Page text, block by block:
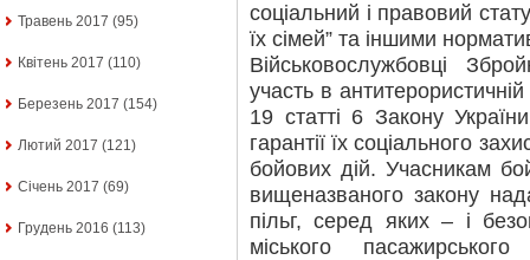
Травень 2017 (95)
Квітень 2017 (110)
Березень 2017 (154)
Лютий 2017 (121)
Січень 2017 (69)
Грудень 2016 (113)
соціальний і правовий
їх сімей” та іншими
Військовослужбовці
участь в
19 статті 6 Закону
гарантії їх соціального
бойових дій. Учасникам
вищеназваного закону
пільг, серед яких – і
міського